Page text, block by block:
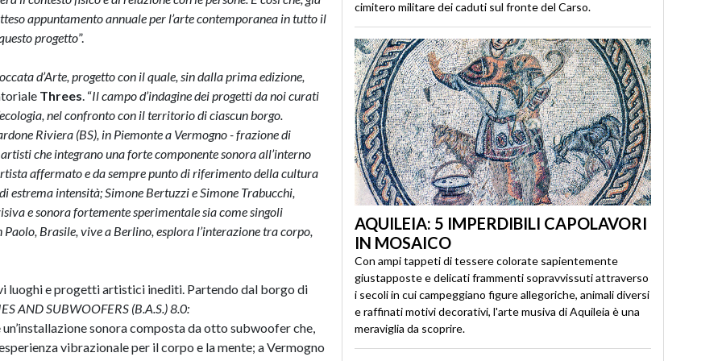
appuntamento annuale per l’arte contemporanea in tutto il
progetto”.
d’Arte, progetto con il quale, sin dalla prima edizione,
Threes . “Il campo d’indagine dei progetti da noi curati
nel confronto con il territorio di ciascun borgo.
Riviera (BS) , in Piemonte a Vermogno - frazione di
artistiche integrano una forte componente sonora all’interno
affermato e da sempre punto di riferimento della cultura
estrema intensità; Simone Bertuzzi e Simone Trabucchi,
e sonora fortemente sperimentale sia come singoli
Brasile, vive a Berlino, esplora l’interazione tra corpo,
luoghi e progetti artistici inediti. Partendo dal borgo di
AND SUBWOOFERS (B.A.S.) 8.0:
un’installazione sonora composta da otto subwoofer che,
vibrazionale per il corpo e la mente; a Vermogno
cimitero militare dei caduti sul fronte del Carso.
AQUILEIA: 5 IMPERDIBILI CAPOLAVORI
IN MOSAICO
Con ampi tappeti di tessere colorate sapientemente
giustapposte e delicati frammenti sopravvissuti attraverso
i secoli in cui campeggiano figure allegoriche, animali diversi
e raffinati motivi decorativi, l'arte musiva di Aquileia è una
meraviglia da scoprire.